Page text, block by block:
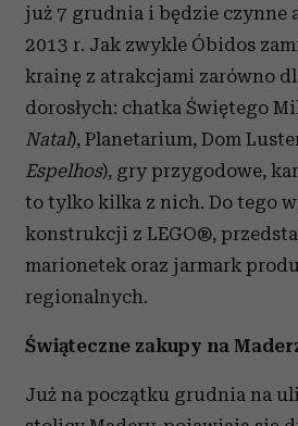
już 7 grudnia i będzie czynne
2013 r. Jak zwykle Óbidos
krainę z atrakcjami zarówno
dorosłych: chatka Świętego
Natal), Planetarium, Dom
Espelhos), gry przygodowe,
to tylko kilka z nich. Do tego
konstrukcji z LEGO®,
marionetek oraz jarmark
regionalnych.
Świąteczne zakupy na
Już na początku grudnia na